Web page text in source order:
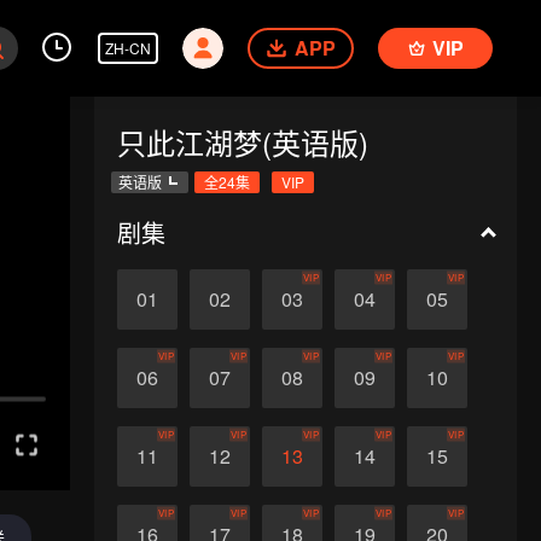
ZH-CN APP VIP
只此江湖梦(英语版)
英语版 全24集 VIP
剧集
01 02 03
VIP
04
VIP
05
VIP
06
VIP
07
VIP
08
VIP
09
VIP
10
VIP
11
VIP
12
VIP
13
VIP
14
VIP
15
VIP
16
VIP
17
VIP
18
VIP
19
VIP
20
VIP